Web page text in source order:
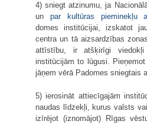
4) sniegt atzinumu, ja
un par kultūras pieminekļu
domes institūcijai, izskatot
centra un tā aizsardzības
attīstību, ir atšķirīgi
institūcijām to lūgusi.
jāņem vērā Padomes sniegtais
5) ierosināt attiecīgajām
naudas līdzekļi, kurus valsts
izīrējot (iznomājot) Rīgas